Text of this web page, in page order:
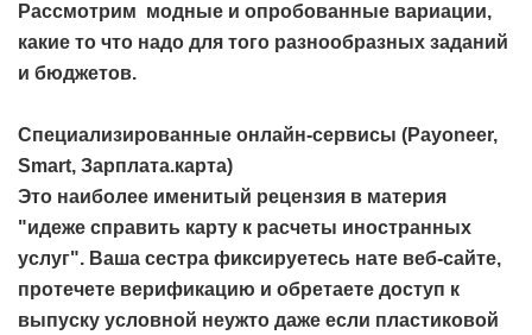
Рассмотрим модные и опробованные вариации,
какие то что надо для того разнообразных заданий
и бюджетов.
Специализированные онлайн-сервисы (Payoneer,
Smart, Зарплата.карта)
Это наиболее именитый рецензия в материя
"идеже справить карту к расчеты иностранных
услуг". Ваша сестра фиксируетесь нате веб-сайте,
протечете верификацию и обретаете доступ к
выпуску условной неужто даже если пластиковой